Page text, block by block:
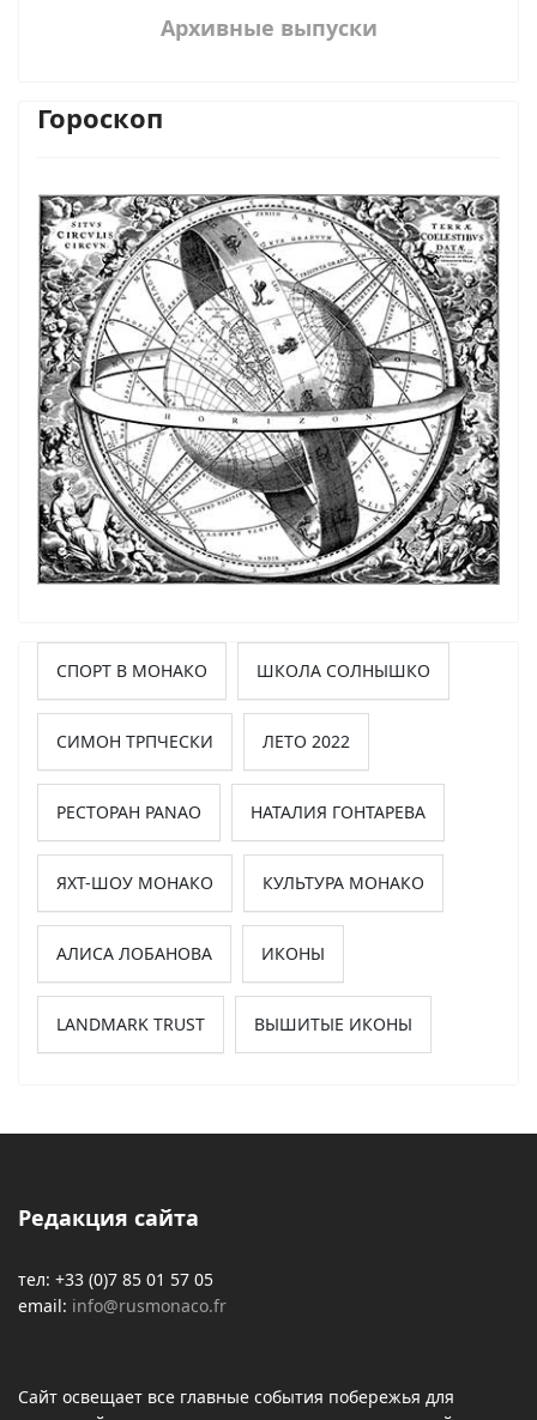
Архивные выпуски
Гороскоп
СПОРТ В МОНАКО ШКОЛА СОЛНЫШКО
СИМОН ТРПЧЕСКИ ЛЕТО 2022
РЕСТОРАН PANAO НАТАЛИЯ ГОНТАРЕВА
ЯХТ-ШОУ МОНАКО КУЛЬТУРА МОНАКО
АЛИСА ЛОБАНОВА ИКОНЫ
LANDMARK TRUST ВЫШИТЫЕ ИКОНЫ
Редакция сайта
тел: +33 (0)7 85 01 57 05
email: info@rusmonaco.fr
Сайт освещает все главные события побережья для